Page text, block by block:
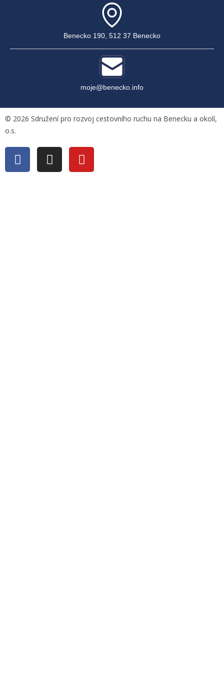
Benecko 190, 512 37 Benecko
moje@benecko.info
© 2026 Sdružení pro rozvoj cestovního ruchu na Benecku a okolí,
o.s.